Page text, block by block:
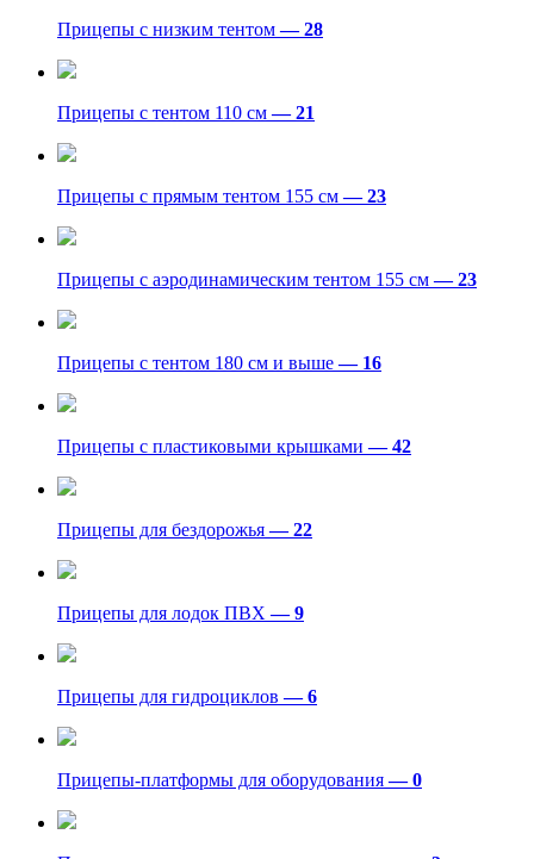
Прицепы с низким тентом— 28
Прицепы с тентом 110 см— 21
Прицепы с прямым тентом 155 см— 23
Прицепы с аэродинамическим тентом 155 см— 23
Прицепы с тентом 180 см и выше— 16
Прицепы с пластиковыми крышками— 42
Прицепы для бездорожья— 22
Прицепы для лодок ПВХ— 9
Прицепы для гидроциклов— 6
Прицепы-платформы для оборудования— 0